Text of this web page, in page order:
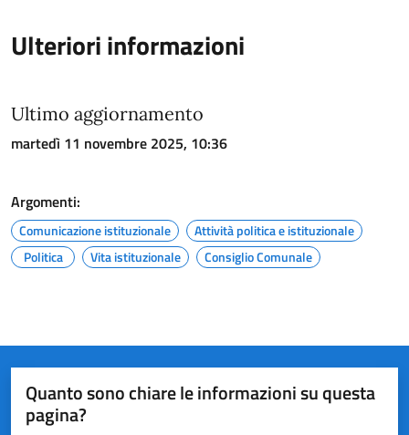
Ulteriori informazioni
Ultimo aggiornamento
martedì 11 novembre 2025, 10:36
Argomenti:
Comunicazione istituzionale
Attività politica e istituzionale
Politica
Vita istituzionale Consiglio Comunale
Quanto sono chiare le informazioni su questa
pagina?